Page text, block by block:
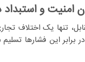
و استبداد
تنها یک اختلاف
این فشارها